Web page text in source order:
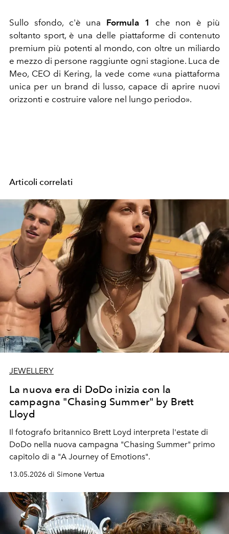
Sullo sfondo, c'è una Formula 1
che non è più
soltanto sport, è una delle piattaforme di contenuto
premium più potenti al mondo, con oltre un miliardo
e mezzo di persone raggiunte ogni stagione. Luca de
Meo, CEO di Kering, la vede come «una piattaforma
unica per un brand di lusso, capace di aprire nuovi
orizzonti e costruire valore nel lungo periodo».
Articoli correlati
JEWELLERY
La nuova era di DoDo inizia con la
campagna "Chasing Summer" by Brett
Lloyd
Il fotografo britannico Brett Loyd interpreta l'estate di
DoDo nella nuova campagna "Chasing Summer" primo
capitolo di a "A Journey of Emotions".
13.05.2026 di Simone Vertua